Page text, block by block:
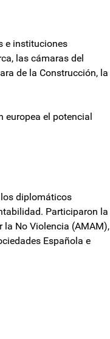
e instituciones
las cámaras del
de la Construcción, la
europea el potencial
diplomáticos
Participaron la
la No Violencia (AMAM),
Española e